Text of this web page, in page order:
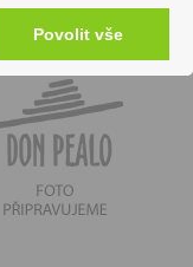
Povolit vše